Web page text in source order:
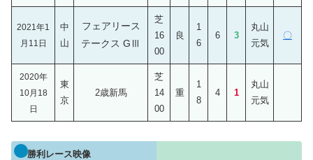
2021年1
月11日
中
山
フェアリース
テークス GⅢ
芝
16
00
良
1
6
6 3
丸山
元気
〇
2020年
10月18
日
東
京
2歳新馬
芝
14
00
重
1
8
4 1
丸山
元気
勝利レース映像